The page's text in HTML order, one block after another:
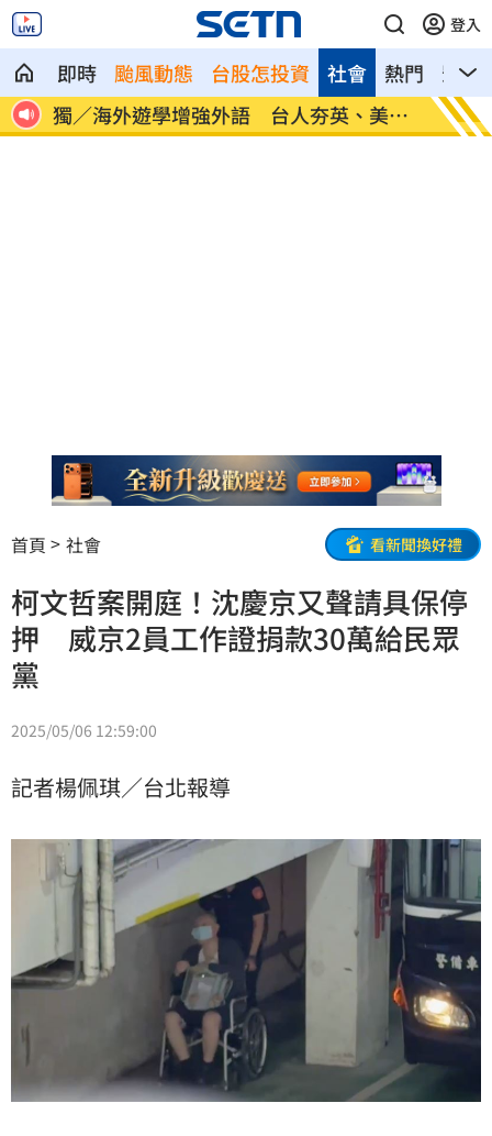
登入
即時 颱風動態 台股怎投資 熱門 影音
社會
30
獨／海外遊學增強外語 台人夯英、美、
加
長尾
因
首頁 社會 看新聞換好禮
柯文哲案開庭！沈慶京又聲請具保停
押 威京2員工作證捐款30萬給民眾
黨
2025/05/06 12:59:00
記者楊佩琪／台北報導